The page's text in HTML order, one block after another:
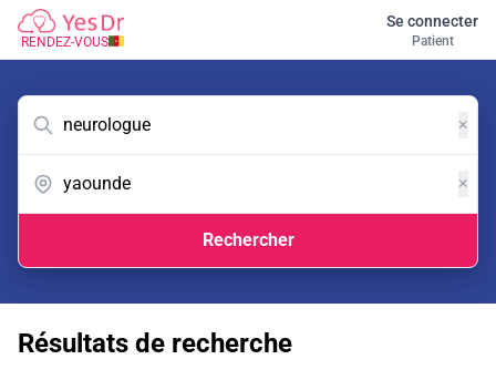
RENDEZ-VOUS
Se connecter
Patient
×
×
Rechercher
Résultats de recherche